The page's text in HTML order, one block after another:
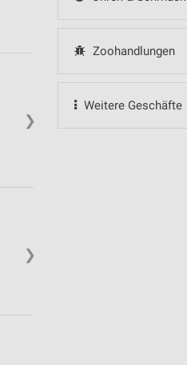
Zoohandlungen
Weitere Geschäfte
❯
❯